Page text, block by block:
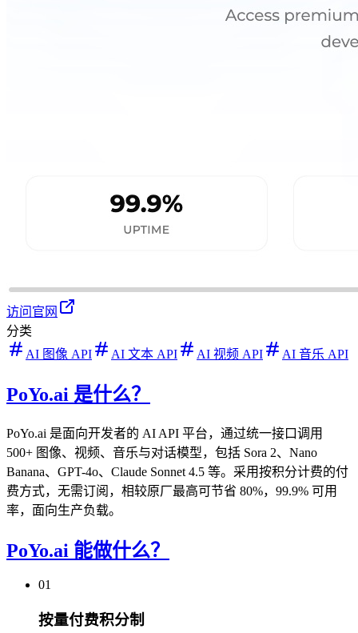
访问官网
分类
AI 图像 API
AI 文本 API AI 视频 API AI 音乐 API
PoYo.ai 是什么？
PoYo.ai 是面向开发者的 AI API 平台，通过统一接口调用
500+ 图像、视频、音乐与对话模型，包括 Sora 2、Nano
Banana、GPT-4o、Claude Sonnet 4.5 等。采用按积分计费的付
费方式，无需订阅，相较原厂最高可节省 80%，99.9% 可用
率，面向生产负载。
PoYo.ai 能做什么？
01
按量付费积分制